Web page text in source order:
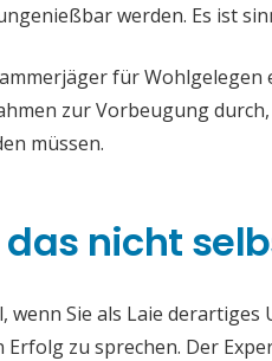
werden. Es ist
für
zur Vorbeugung
müssen.
nicht
wenn Sie als Laie
Erfolg zu sprechen. Der